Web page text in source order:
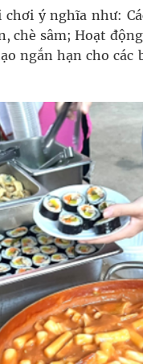
ý nghĩa như:
chè sâm; Hoạt
ngắn hạn cho